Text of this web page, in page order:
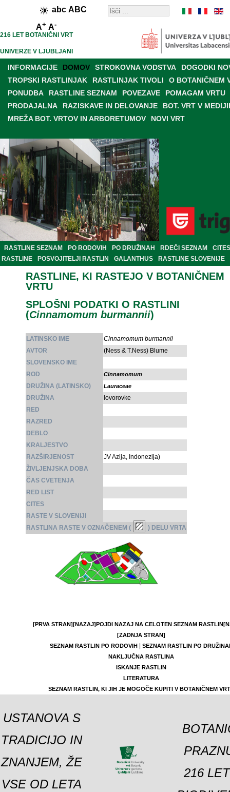
abc ABC
A+ A-
216 LET BOTANIČNI VRT
UNIVERZE V LJUBLJANI
INFORMACIJE DOMOV STROKOVNA VODSTVA
DOGODKI
TROPSKI RASTLINJAK
RASTLINJAK TIVOLI
O BOTANIČNEM
PONUDBA
RASTLINE SEZNAM POVEZAVE
POMAGAM VRTU
PRODAJALNA
RAZISKAVE IN DELOVANJE
BOT. VRT V
MREŽA BOT. VRTOV IN ARBORETUMOV
NOVI VRT
RASTLINE SEZNAM PO RODOVIH PO DRUŽINAH RDEČI SEZNAM
CITES
RASTLINE
POSVOJITELJI RASTLIN GALANTHUS RASTLINE SLOVENIJE
RASTLINE, KI RASTEJO V BOTANIČNEM
VRTU
SPLOŠNI PODATKI O RASTLINI
(Cinnamomum burmannii)
LATINSKO IME
Cinnamomum burmannii
AVTOR
(Ness & T.Ness) Blume
SLOVENSKO IME
ROD
Cinnamomum
DRUŽINA (LATINSKO) Lauraceae
DRUŽINA
lovorovke
RED
RAZRED
DEBLO
KRALJESTVO
RAZŠIRJENOST
JV Azija, Indonezija)
ŽIVLJENJSKA DOBA
ČAS CVETENJA
RED LIST
CITES
RASTE V SLOVENIJI
RASTLINA RASTE V OZNAČENEM (
) DELU VRTA
[PRVA STRAN][NAZAJ]POJDI NAZAJ NA CELOTEN SEZNAM RASTLIN
[ZADNJA STRAN]
SEZNAM RASTLIN PO RODOVIH|
SEZNAM RASTLIN PO
NAKLJUČNA RASTLINA
ISKANJE RASTLIN
LITERATURA
SEZNAM RASTLIN, KI JIH JE MOGOČE KUPITI V BOTANIČNEM
USTANOVA S
TRADICIJO IN
ZNANJEM, ŽE
VSE OD LETA
216